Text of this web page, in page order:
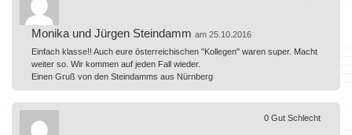
Monika und Jürgen Steindamm am 25.10.2016
Einfach klasse!! Auch eure österreichischen "Kollegen" waren super. Macht
weiter so. Wir kommen auf jeden Fall wieder.
Einen Gruß von den Steindamms aus Nürnberg
0 Gut Schlecht